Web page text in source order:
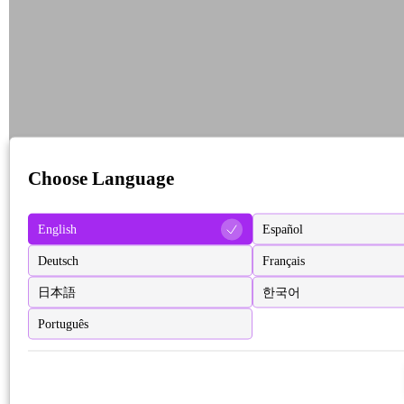
Choose Language
English Español
Deutsch Français
日本語 한국어
Português